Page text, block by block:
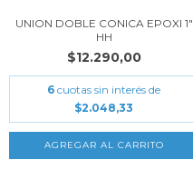
UNION DOBLE CONICA EPOXI 1"
HH
$12.290,00
6 cuotas sin interés de
$2.048,33